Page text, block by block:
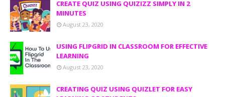
CREATE QUIZ USING QUIZIZZ SIMPLY IN 2
MINUTES
August 23, 2020
USING FLIPGRID IN CLASSROOM FOR EFFECTIVE
LEARNING
August 23, 2020
CREATING QUIZ USING QUIZLET FOR EASY